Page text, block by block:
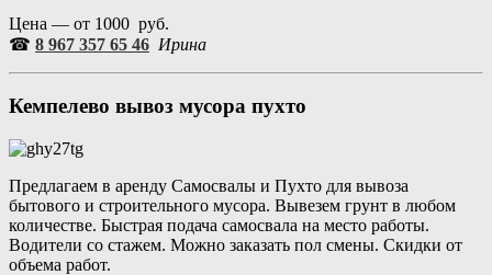
Цена — от 1000 руб.
☎ 8 967 357 65 46 Ирина
Кемпелево вывоз мусора пухто
Предлагаем в аренду Самосвалы и Пухто для вывоза
бытового и строительного мусора. Вывезем грунт в любом
количестве. Быстрая подача самосвала на место работы.
Водители со стажем. Можно заказать пол смены. Скидки от
объема работ.